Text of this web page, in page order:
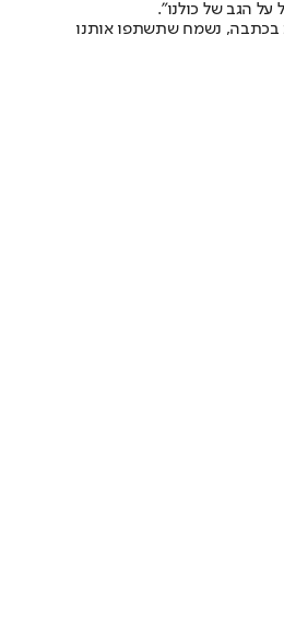
על הגב של כולנו".
בכתבה, נשמח שתשתפו אותנו